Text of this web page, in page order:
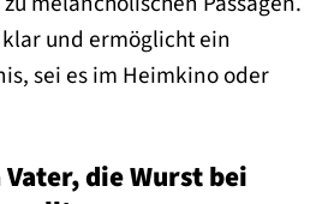
und ermöglicht ein
sei es im Heimkino oder
die Wurst bei